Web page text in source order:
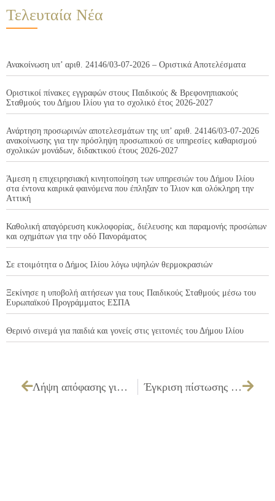
Τελευταία Νέα
Ανακοίνωση υπ’ αριθ. 24146/03-07-2026 – Οριστικά Αποτελέσματα
Οριστικοί πίνακες εγγραφών στους Παιδικούς & Βρεφονηπιακούς
Σταθμούς του Δήμου Ιλίου για το σχολικό έτος 2026-2027
Ανάρτηση προσωρινών αποτελεσμάτων της υπ’ αριθ. 24146/03-07-2026
ανακοίνωσης για την πρόσληψη προσωπικού σε υπηρεσίες καθαρισμού
σχολικών μονάδων, διδακτικού έτους 2026-2027
Άμεση η επιχειρησιακή κινητοποίηση των υπηρεσιών του Δήμου Ιλίου
στα έντονα καιρικά φαινόμενα που έπληξαν το Ίλιον και ολόκληρη την
Αττική
Καθολική απαγόρευση κυκλοφορίας, διέλευσης και παραμονής προσώπων
και οχημάτων για την οδό Πανοράματος
Σε ετοιμότητα ο Δήμος Ιλίου λόγω υψηλών θερμοκρασιών
Ξεκίνησε η υποβολή αιτήσεων για τους Παιδικούς Σταθμούς μέσω του
Ευρωπαϊκού Προγράμματος ΕΣΠΑ
Θερινό σινεμά για παιδιά και γονείς στις γειτονιές του Δήμου Ιλίου
Λήψη απόφασης για τον έλεγχο των επικαιροποιημένων δικαιολογητικών συμμετοχής του μειοδότη του έργου «ΑΝΑΠΛΑΣΗ ΠΕΖΟΔΡΟΜΙΩΝ ΤΗΣ Λ. ΠΑΛΑΤΙΑΝΗΣ (ΑΠΟ ΑΓ. ΓΕΩΡΓΙΟΥ ΕΩΣ ΙΓΝΑΤΙΟΥ)» Έγκριση πίστωσης που αφορά τις «Εργασίες εγκατάστασης σε ιστούς για την υποδομή Ευρυζωνικού Δικτύου»